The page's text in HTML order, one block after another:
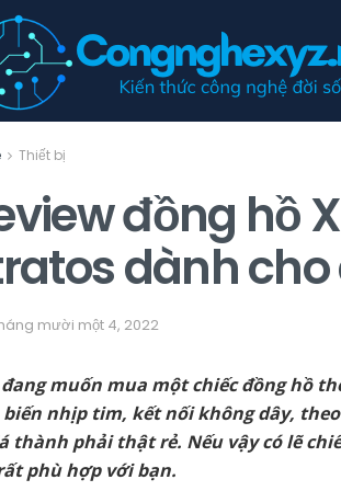
Thiết bị
đồng hồ
dành
mười một 4, 2022
muốn mua một chiếc đồng hồ
biến nhịp tim, kết nối không dây,
thành phải thật rẻ. Nếu vậy có lẽ
phù hợp với bạn.